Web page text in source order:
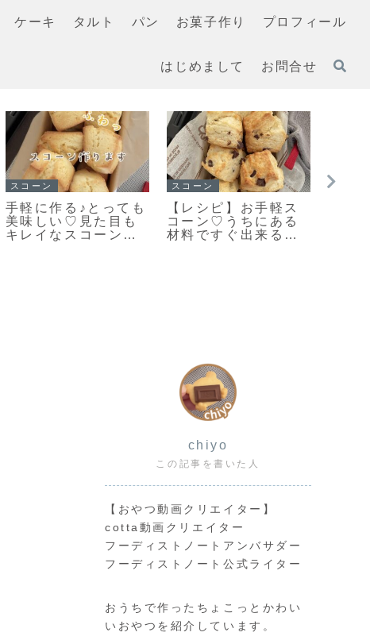
ケーキ タルト パン お菓子作り プロフィール
はじめまして お問合せ
スコーン
「スコーンの朝ごは
んだ♪」カリッとふん
わりとっても美味し
クッキー
「何枚食べてい
い？」うちの大人気
おやつ♡栗原はるみ
イチ押
chiyo
この記事を書いた人
【おやつ動画クリエイター】
cotta動画クリエイター
フーディストノートアンバサダー
フーディストノート公式ライター
おうちで作ったちょこっとかわい
いおやつを紹介しています。